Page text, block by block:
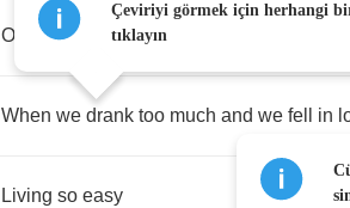
Oh I miss
When we drank too much and we fell in
Living so easy
Çeviriyi görmek için herhangi
tıklayın